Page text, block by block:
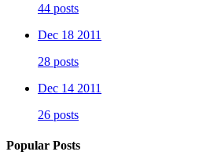
44 posts
Dec 18 2011
28 posts
Dec 14 2011
26 posts
Popular Posts